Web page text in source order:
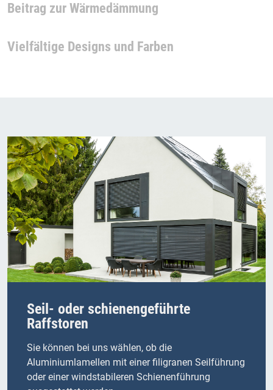
Beitrag zur Wärmedämmung
Vielfältige Designs und Farben
Seil- oder schienengeführte
Raffstoren
Sie können bei uns wählen, ob die
Aluminiumlamellen mit einer filigranen Seilführung
oder einer windstabileren Schienenführung